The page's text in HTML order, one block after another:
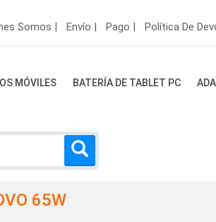
Somos | Envío | Pago | Política De
MÓVILES BATERÍA DE TABLET PC
65W